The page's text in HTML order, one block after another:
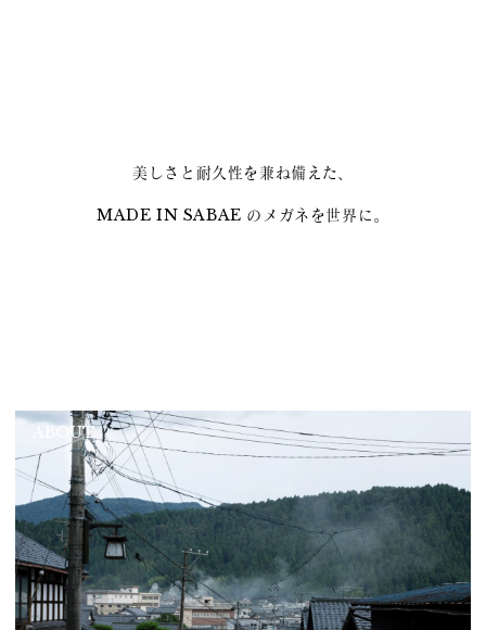
美しさと耐久性を兼ね備えた、
MADE IN SABAE のメガネを世界に。
ABOUT